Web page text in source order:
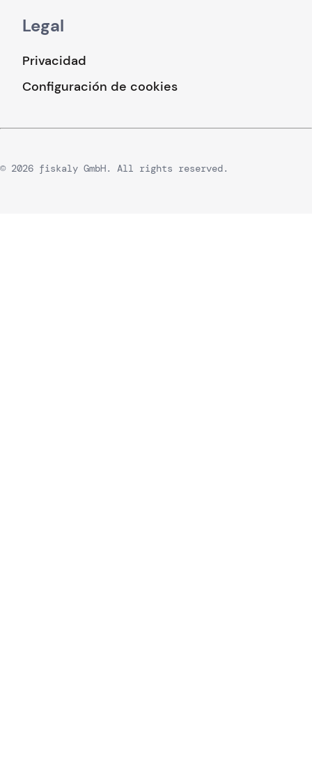
Legal
Privacidad
Configuración de cookies
© 2026 fiskaly GmbH. All rights reserved.